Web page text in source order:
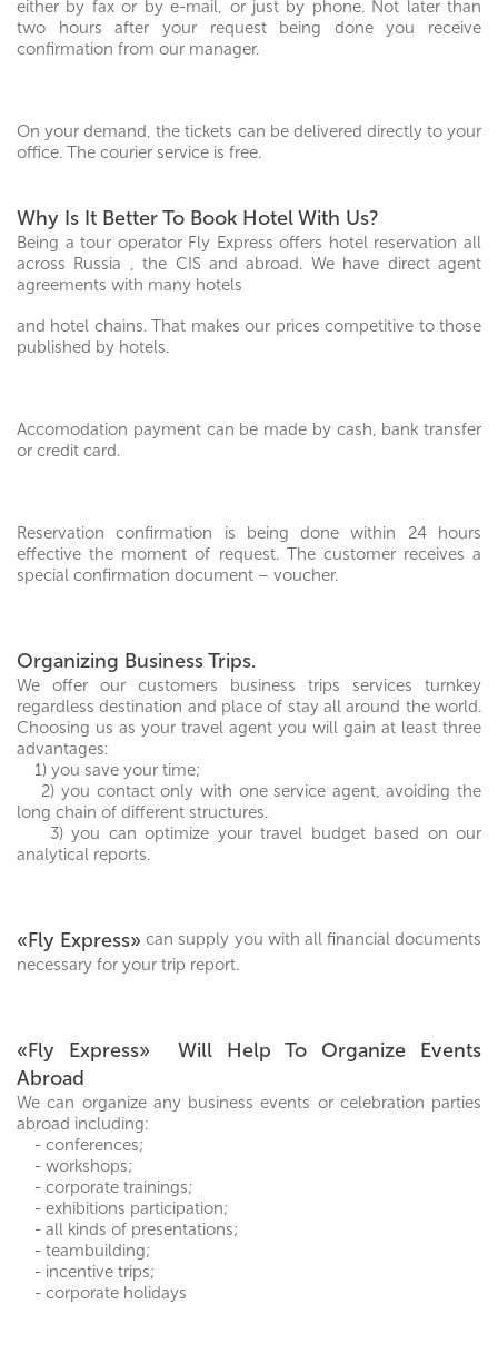
either by fax or by e-mail, or just by phone. Not later than
two hours after your request being done you receive
confirmation from our manager.
On your demand, the tickets can be delivered directly to your
office. The courier service is free.
Why Is It Better To Book Hotel With Us?
Being a tour operator Fly Express offers hotel reservation all
across Russia , the CIS and abroad. We have direct agent
agreements with many hotels
and hotel chains. That makes our prices competitive to those
published by hotels.
Accomodation payment can be made by cash, bank transfer
or credit card.
Reservation confirmation is being done within 24 hours
effective the moment of request. The customer receives a
special confirmation document – voucher.
Organizing Business Trips.
We offer our customers business trips services turnkey
regardless destination and place of stay all around the world.
Choosing us as your travel agent you will gain at least three
advantages:
1) you save your time;
2) you contact only with one service agent, avoiding the
long chain of different structures.
3) you can optimize your travel budget based on our
analytical reports.
«Fly Express» can supply you with all financial documents
necessary for your trip report.
«Fly Express» Will Help To Organize Events
Abroad
We can organize any business events or celebration parties
abroad including:
- conferences;
- workshops;
- corporate trainings;
- exhibitions participation;
- all kinds of presentations;
- teambuilding;
- incentive trips;
- corporate holidays